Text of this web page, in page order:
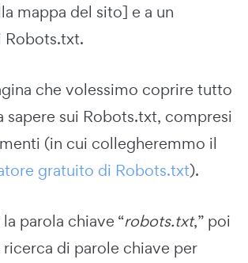
mappa del sito] e a un
Robots.txt.
che volessimo coprire tutto
sapere sui Robots.txt, compresi
(in cui collegheremmo il
gratuito di Robots.txt).
parola chiave “robots.txt,” poi
di parole chiave per